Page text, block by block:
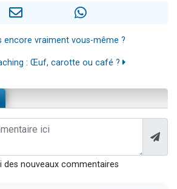
encore vraiment vous-même ?
: Œuf, carotte ou café ?
des nouveaux commentaires